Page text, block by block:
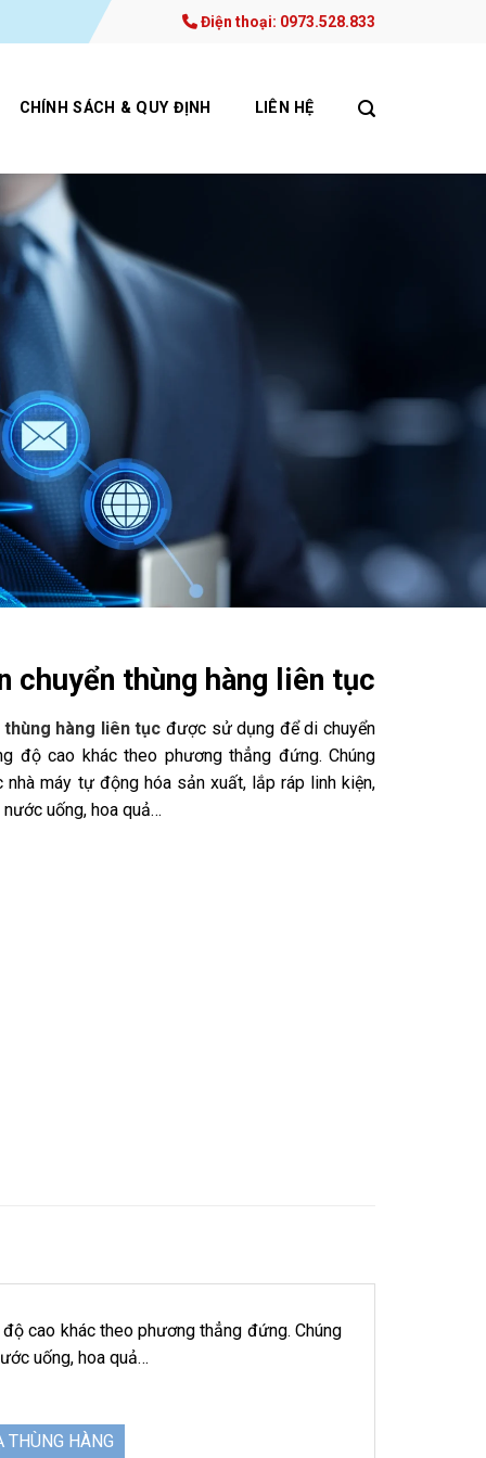
Điện thoại: 0973.528.833
CHÍNH SÁCH & QUY ĐỊNH LIÊN HỆ
chuyển thùng hàng liên tục
hàng liên tục được sử dụng để di chuyển
độ cao khác theo phương thẳng đứng. Chúng
máy tự động hóa sản xuất, lắp ráp linh kiện,
uống, hoa quả…
cao khác theo phương thẳng đứng. Chúng
uống, hoa quả…
THÙNG HÀNG